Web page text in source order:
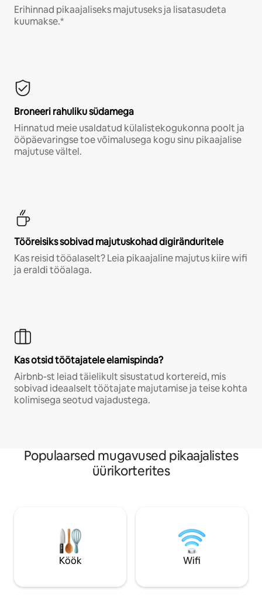
Erihinnad pikaajaliseks majutuseks ja lisatasudeta
kuumakse.*
Broneeri rahuliku südamega
Hinnatud meie usaldatud külalistekogukonna poolt ja
ööpäevaringse toe võimalusega kogu sinu pikaajalise
majutuse vältel.
Tööreisiks sobivad majutuskohad digiränduritele
Kas reisid tööalaselt? Leia pikaajaline majutus kiire wifi
ja eraldi tööalaga.
Kas otsid töötajatele elamispinda?
Airbnb-st leiad täielikult sisustatud kortereid, mis
sobivad ideaalselt töötajate majutamise ja teise kohta
kolimisega seotud vajadustega.
Populaarsed mugavused pikaajalistes
üürikorterites
Köök Wifi